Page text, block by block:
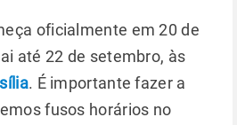
oficialmente em 20 de
até 22 de setembro, às
. É importante fazer a
fusos horários no